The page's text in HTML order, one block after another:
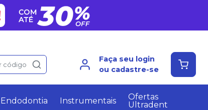
código
Faça seu login
ou cadastre-se
Endodontia Instrumentais
Ofertas
Ultradent